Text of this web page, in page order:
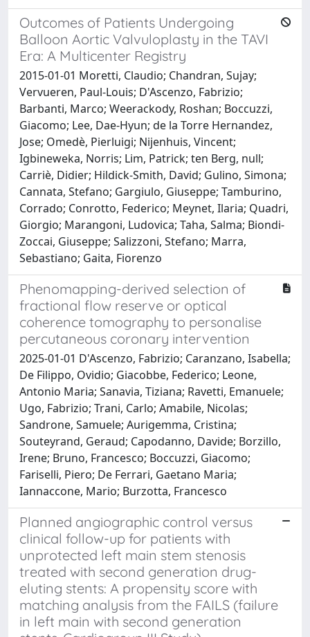
Outcomes of Patients Undergoing
Balloon Aortic Valvuloplasty in the TAVI
Era: A Multicenter Registry
2015-01-01 Moretti, Claudio; Chandran, Sujay;
Vervueren, Paul-Louis; D'Ascenzo, Fabrizio;
Barbanti, Marco; Weerackody, Roshan; Boccuzzi,
Giacomo; Lee, Dae-Hyun; de la Torre Hernandez,
Jose; Omedè, Pierluigi; Nijenhuis, Vincent;
Igbineweka, Norris; Lim, Patrick; ten Berg, null;
Carriè, Didier; Hildick-Smith, David; Gulino, Simona;
Cannata, Stefano; Gargiulo, Giuseppe; Tamburino,
Corrado; Conrotto, Federico; Meynet, Ilaria; Quadri,
Giorgio; Marangoni, Ludovica; Taha, Salma; Biondi-
Zoccai, Giuseppe; Salizzoni, Stefano; Marra,
Sebastiano; Gaita, Fiorenzo
Phenomapping-derived selection of
fractional flow reserve or optical
coherence tomography to personalise
percutaneous coronary intervention
2025-01-01 D'Ascenzo, Fabrizio; Caranzano, Isabella;
De Filippo, Ovidio; Giacobbe, Federico; Leone,
Antonio Maria; Sanavia, Tiziana; Ravetti, Emanuele;
Ugo, Fabrizio; Trani, Carlo; Amabile, Nicolas;
Sandrone, Samuele; Aurigemma, Cristina;
Souteyrand, Geraud; Capodanno, Davide; Borzillo,
Irene; Bruno, Francesco; Boccuzzi, Giacomo;
Fariselli, Piero; De Ferrari, Gaetano Maria;
Iannaccone, Mario; Burzotta, Francesco
Planned angiographic control versus
clinical follow-up for patients with
unprotected left main stem stenosis
treated with second generation drug-
eluting stents: A propensity score with
matching analysis from the FAILS (failure
in left main with second generation